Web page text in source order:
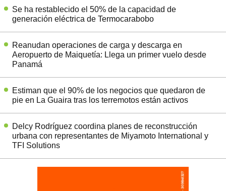
Se ha restablecido el 50% de la capacidad de
generación eléctrica de Termocarabobo
Reanudan operaciones de carga y descarga en
Aeropuerto de Maiquetía: Llega un primer vuelo desde
Panamá
Estiman que el 90% de los negocios que quedaron de
pie en La Guaira tras los terremotos están activos
Delcy Rodríguez coordina planes de reconstrucción
urbana con representantes de Miyamoto International y
TFI Solutions